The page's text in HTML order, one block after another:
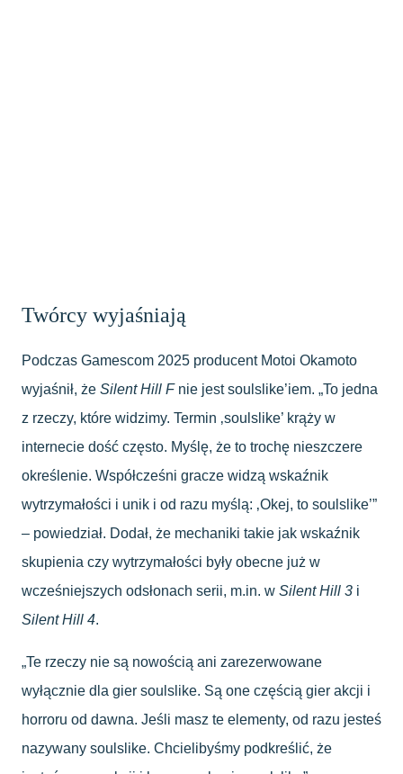
Twórcy wyjaśniają
Podczas Gamescom 2025 producent Motoi Okamoto
wyjaśnił, że Silent Hill Fnie jest soulslike’iem. „To jedna
z rzeczy, które widzimy. Termin ‚soulslike’ krąży w
internecie dość często. Myślę, że to trochę nieszczere
określenie. Współcześni gracze widzą wskaźnik
wytrzymałości i unik i od razu myślą: ‚Okej, to soulslike’”
– powiedział. Dodał, że mechaniki takie jak wskaźnik
skupienia czy wytrzymałości były obecne już w
wcześniejszych odsłonach serii, m.in. w Silent Hill 3 i
Silent Hill 4.
„Te rzeczy nie są nowością ani zarezerwowane
wyłącznie dla gier soulslike. Są one częścią gier akcji i
horroru od dawna. Jeśli masz te elementy, od razu jesteś
nazywany soulslike. Chcielibyśmy podkreślić, że